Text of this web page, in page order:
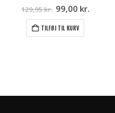
ud af 5
129,95kr. Den
oprindelige
pris
var:
129,95 kr..
99,00 kr.Den
TILFØJ TIL KURV